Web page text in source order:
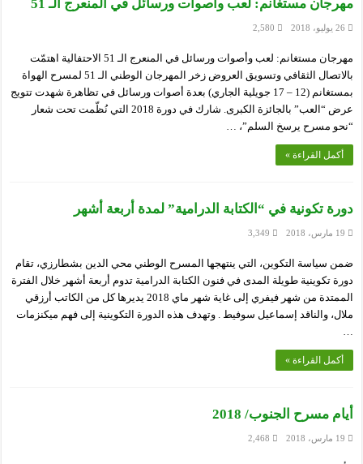
مهرجان مستغانم: لعب وأصوات ورسائل في المنعرج الـ 51
26 يوليو، 2018 2,580
مهرجان مستغانم: لعب وأصوات ورسائل في المنعرج الـ 51 الاحتفالية اهتمّت
بالاتصال الثقافي وتسويق العروض زخر المهرجان الوطني الـ 51 لمسرح الهواة
بمستغانم (12 – 17 جويلية الجاري) بعدة أصوات ورسائل في تظاهرة شهدت تتويج
عرض “العب” بالجائزة الكبرى. شارك في دورة 2018 التي نُظّمت تحت شعار
“نحو مسرح يرسخ السلم”، …
أكمل القراءة »
دورة تكونية في “الكتابة الدرامية” لمدة أربعة أشهر
19 مارس، 2018 3,349
ضمن سياسة التكوين، التي ينتهجها المسرح الوطني محي الدين بشطارزي، تقام
دورة تكوينية طويلة المدى في فنون الكتابة الدرامية تدوم أربعة أشهر خلال الفترة
الممتدة من شهر فيفري إلى غاية شهر ماي 2018 يديرها كل من الكاتب أرزقي
ملال، والناقد إسماعيل سوفيط . وتهدف هذه الدورة التكوينية إلى فهم ميكنزمات
…
أكمل القراءة »
أيام مسرح الجنوب/ 2018
19 مارس، 2018 2,468